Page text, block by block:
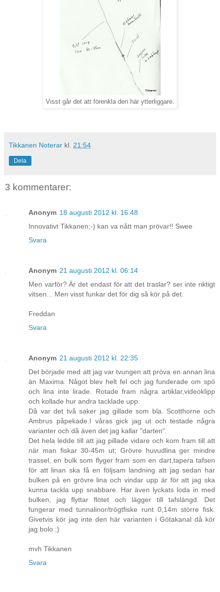
Visst går det att förenkla den här ytterliggare.
Tikkanen Noterar kl. 21:54
Dela
3 kommentarer:
Anonym 18 augusti 2012 kl. 16:48
Innovativt Tikkanen;-) kan va nått man prövar!! Swee
Svara
Anonym 21 augusti 2012 kl. 06:14
Men varför? Är det endast för att det traslar? ser inte riktigt
vitsen... Men visst funkar det för dig så kör på det.
Freddan
Svara
Anonym 21 augusti 2012 kl. 22:35
Det började med att jag var tvungen att pröva en annan lina
än Maxima. Något blev helt fel och jag funderade om spö
och lina inte lirade. Rotade fram några artiklar,videoklipp
och kollade hur andra tacklade upp.
Då var det två saker jag gillade som bla. Scotthorne och
Ambrus påpekade.I våras gick jag ut och testade några
varianter och då även det jag kallar "darten".
Det hela ledde till att jag pillade vidare och kom fram till att
när man fiskar 30-45m ut; Grövre huvudlina ger mindre
trassel, en bulk som flyger fram som en dart,tapera tafsen
för att linan ska få en följsam landning att jag sedan har
bulken på en grövre lina och vindar upp är för att jag ska
kunna tackla upp snabbare. Har även lyckats loda in med
bulken, jag flyttar flötet och lägger till tafslängd. Det
fungerar med tunnalinor/trögtfiske runt 0,14m större fisk.
Givetvis kör jag inte den här varianten i Götakanal då kör
jag bolo ;)
mvh Tikkanen
Svara